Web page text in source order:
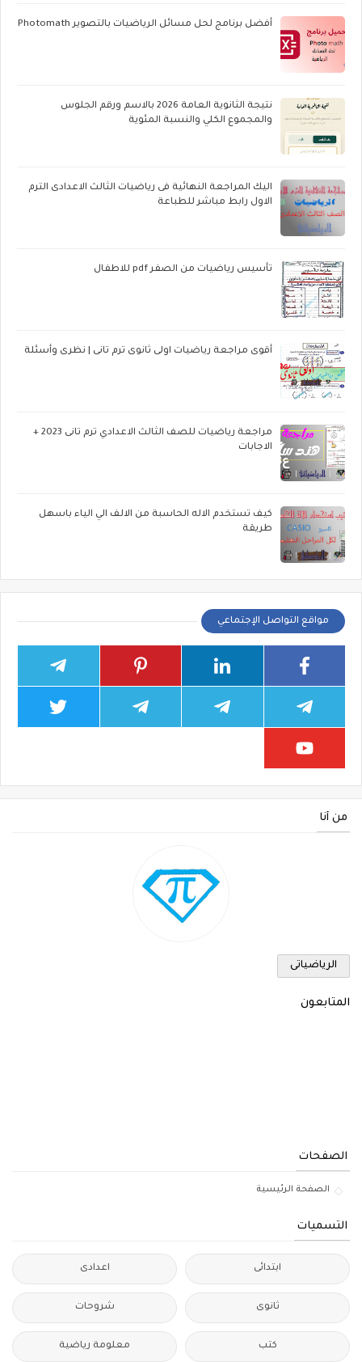
أفضل برنامج لحل مسائل الرياضيات بالتصوير Photomath
نتيجة الثانوية العامة 2026 بالاسم ورقم الجلوس
والمجموع الكلي والنسبة المئوية
اليك المراجعة النهائية فى رياضيات الثالث الاعدادى الترم
الاول رابط مباشر للطباعة
تأسيس رياضيات من الصفر pdf للاطفال
أقوى مراجعة رياضيات اولى ثانوى ترم تانى | نظرى وأسئلة
مراجعة رياضيات للصف الثالث الاعدادي ترم تانى 2023 +
الاجابات
كيف تستخدم الاله الحاسبة من الالف الي الياء باسهل
طريقة
مواقع التواصل الإجتماعي
من أنا
الرياضياتى
المتابعون
الصفحات
الصفحة الرئيسية
التسميات
ابتدائى اعدادى
ثانوى شروحات
كتب معلومة رياضية